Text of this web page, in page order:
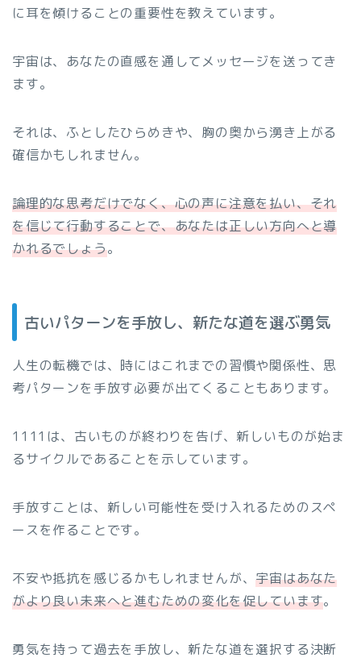
に耳を傾けることの重要性を教えています。
宇宙は、あなたの直感を通してメッセージを送ってき
ます。
それは、ふとしたひらめきや、胸の奥から湧き上がる
確信かもしれません。
論理的な思考だけでなく、心の声に注意を払い、それ
を信じて行動することで、あなたは正しい方向へと導
かれるでしょう。
古いパターンを手放し、新たな道を選ぶ勇気
人生の転機では、時にはこれまでの習慣や関係性、思
考パターンを手放す必要が出てくることもあります。
1111は、古いものが終わりを告げ、新しいものが始ま
るサイクルであることを示しています。
手放すことは、新しい可能性を受け入れるためのスペ
ースを作ることです。
不安や抵抗を感じるかもしれませんが、宇宙はあなた
がより良い未来へと進むための変化を促しています。
勇気を持って過去を手放し、新たな道を選択する決断